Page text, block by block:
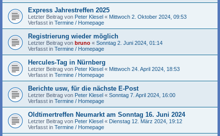
Express Jahrestreffen 2025
Letzter Beitrag von Peter Klesel « Mittwoch 2. Oktober 2024, 09:53
Verfasst in Termine / Homepage
Registrierung wieder möglich
Letzter Beitrag von bruno « Sonntag 2. Juni 2024, 01:14
Verfasst in Termine / Homepage
Hercules-Tag in Nürnberg
Letzter Beitrag von Peter Klesel « Mittwoch 24. April 2024, 18:53
Verfasst in Termine / Homepage
Berichte usw, für die nächste E-Post
Letzter Beitrag von Peter Klesel « Sonntag 7. April 2024, 16:00
Verfasst in Termine / Homepage
Oldtimertreffen Neumarkt am Sonntag 16. Juni 2024
Letzter Beitrag von Peter Klesel « Dienstag 12. März 2024, 19:12
Verfasst in Termine / Homepage